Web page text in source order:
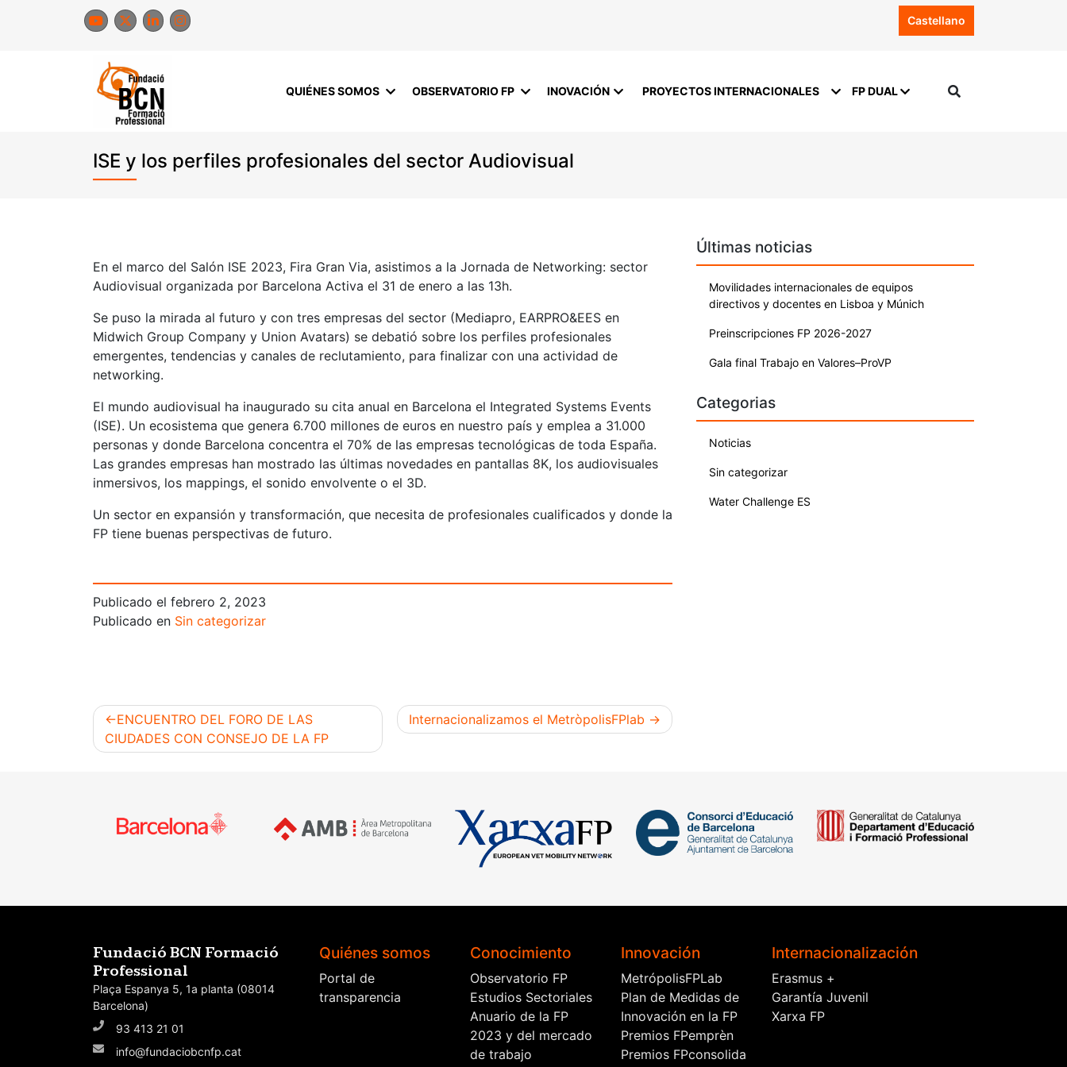
Castellano
ISE y los perfiles profesionales del sector Audiovisual
QUIÉNES SOMOS OBSERVATORIO FP INOVACIÓN PROYECTOS INTERNACIONALES FP DUAL
En el marco del Salón ISE 2023, Fira Gran Via, asistimos a la Jornada de Networking: sector
Audiovisual organizada por Barcelona Activa el 31 de enero a las 13h.
Se puso la mirada al futuro y con tres empresas del sector (Mediapro, EARPRO&EES en
Midwich Group Company y Union Avatars) se debatió sobre los perfiles profesionales
emergentes, tendencias y canales de reclutamiento, para finalizar con una actividad de
networking.
El mundo audiovisual ha inaugurado su cita anual en Barcelona el Integrated Systems Events
(ISE). Un ecosistema que genera 6.700 millones de euros en nuestro país y emplea a 31.000
personas y donde Barcelona concentra el 70% de las empresas tecnológicas de toda España.
Las grandes empresas han mostrado las últimas novedades en pantallas 8K, los audiovisuales
inmersivos, los mappings, el sonido envolvente o el 3D.
Un sector en expansión y transformación, que necesita de profesionales cualificados y donde la
FP tiene buenas perspectivas de futuro.
Publicado el febrero 2, 2023
Publicado en Sin categorizar
Navegación
entradas
ENCUENTRO DEL FORO DE LAS
CIUDADES CON CONSEJO DE LA FP
Internacionalizamos el MetròpolisFPlab
Últimas noticias
Movilidades internacionales de equipos
directivos y docentes en Lisboa y Múnich
Preinscripciones FP 2026-2027
Gala final Trabajo en Valores–ProVP
Categorias
Noticias
Sin categorizar
Water Challenge ES
Fundació BCN Formació
Professional
Plaça Espanya 5, 1a planta (08014
Barcelona)
93 413 21 01
info@fundaciobcnfp.cat
Quiénes somos
Portal de
transparencia
Conocimiento
Observatorio FP
Estudios Sectoriales
Anuario de la FP
2023 y del mercado
de trabajo
Innovación
MetrópolisFPLab
Plan de Medidas de
Innovación en la FP
Premios FPemprèn
Premios FPconsolida
Internacionalización
Erasmus +
Garantía Juvenil
Xarxa FP